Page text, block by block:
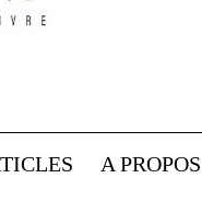
A PROPOS